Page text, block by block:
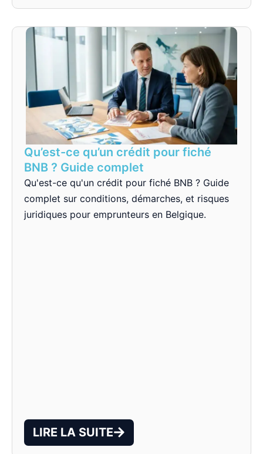
Qu’est-ce qu’un crédit pour fiché
BNB ? Guide complet
Qu'est-ce qu'un crédit pour fiché BNB ? Guide
complet sur conditions, démarches, et risques
juridiques pour emprunteurs en Belgique.
LIRE LA SUITE